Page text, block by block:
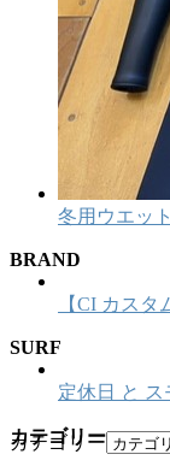
冬用ウエッ
BRAND
【CI カス
SURF
定休日 と
カテゴリー
カテゴリー